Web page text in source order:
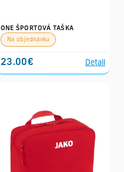
ONE ŠPORTOVÁ TAŠKA
Na objednávku
23.00€ Detail